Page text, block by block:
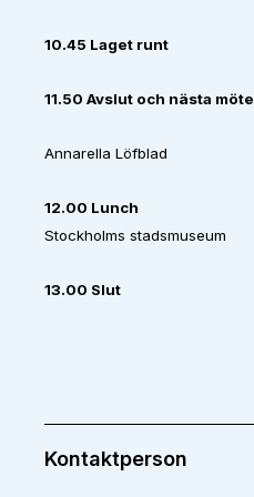
10.45 Laget runt
11.50 Avslut och nästa möte
Annarella Löfblad
12.00 Lunch
Stockholms stadsmuseum
13.00 Slut
Kontaktperson